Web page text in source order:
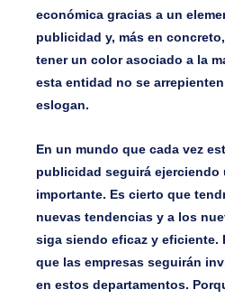
económica gracias a un
publicidad y, más en
tener un color asociado a la
esta entidad no se
eslogan.
En un mundo que cada vez
publicidad seguirá ejerciendo
importante. Es cierto que
nuevas tendencias y a los
siga siendo eficaz y eficiente.
que las empresas seguirán
en estos departamentos.